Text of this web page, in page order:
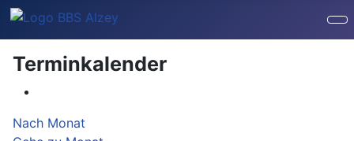
Terminkalender
Nach Monat